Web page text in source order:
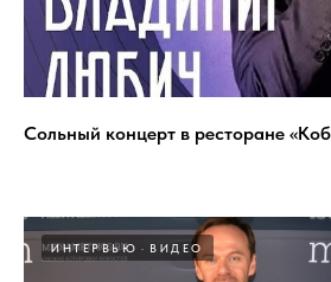
Сольный концерт в ресторане
ИНТЕРВЬЮ ВИДЕО